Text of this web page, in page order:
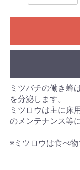
ミツバチの働き蜂
を分泌します。
ミツロウは主に床
のメンテナンス等
※ミツロウは食べ物